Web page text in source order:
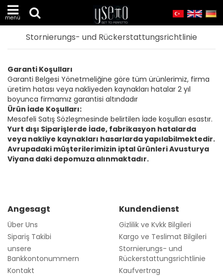
menü
Stornierungs- und Rückerstattungsrichtlinie
Garanti Koşulları
Garanti Belgesi Yönetmeliğine göre tüm ürünlerimiz, firma
üretim hatası veya nakliyeden kaynakları hatalar 2 yıl
boyunca firmamız garantisi altındadır
Ürün İade Koşulları:
Mesafeli Satış Sözleşmesinde belirtilen İade koşulları esastır.
Yurt dışı Siparişlerde İade, fabrikasyon hatalarda
veya nakliye kaynakları hasarlarda yapılabilmektedir.
Avrupadaki müşterilerimizin iptal ürünleri Avusturya
Viyana daki depomuza alınmaktadır.
Angesagt
Über Uns
Sipariş Takibi
unsere
Bankkontonummern
Kontakt
Kundendienst
Gizlilik ve Kvkk Bilgileri
Kargo ve Teslimat Bilgileri
Stornierungs- und
Rückerstattungsrichtlinie
Kaufvertrag